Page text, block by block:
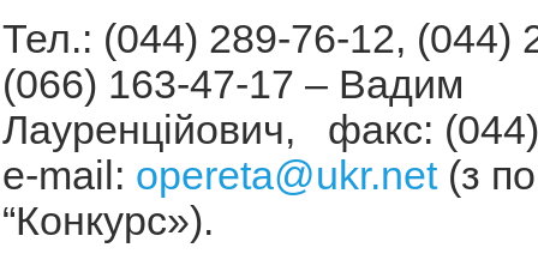
Тел.: (044) 289-76-12, (044)
(066) 163-47-17 – Вадим
Лауренційович, факс:
e-mail: opereta@ukr.net(з
“Конкурс»).